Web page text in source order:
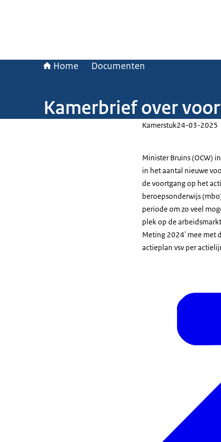
Home Documenten
Kamerbrief over
Kamerstuk24-03-2025
Minister Bruins (OCW)
in het aantal nieuwe
de voortgang op het
beroepsonderwijs
periode om zo veel
plek op de
Meting 2024' mee met
actieplan vsv per